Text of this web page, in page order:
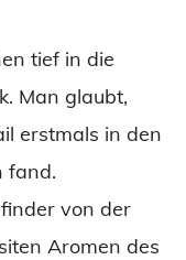
tief in die
Man glaubt,
erstmals in den
fand.
von der
Aromen des